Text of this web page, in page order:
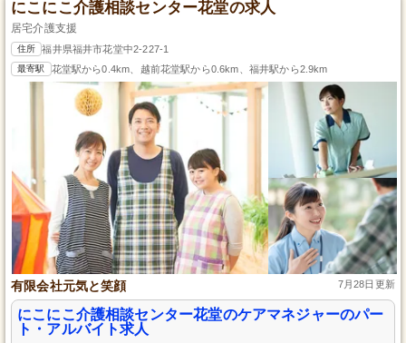
にこにこ介護相談センター花堂の求人
居宅介護支援
住所 福井県福井市花堂中2-227-1
最寄駅 花堂駅から0.4km、越前花堂駅から0.6km、福井駅から2.9km
有限会社元気と笑顔 7月28日更新
にこにこ介護相談センター花堂のケアマネジャーのパー
ト・アルバイト求人